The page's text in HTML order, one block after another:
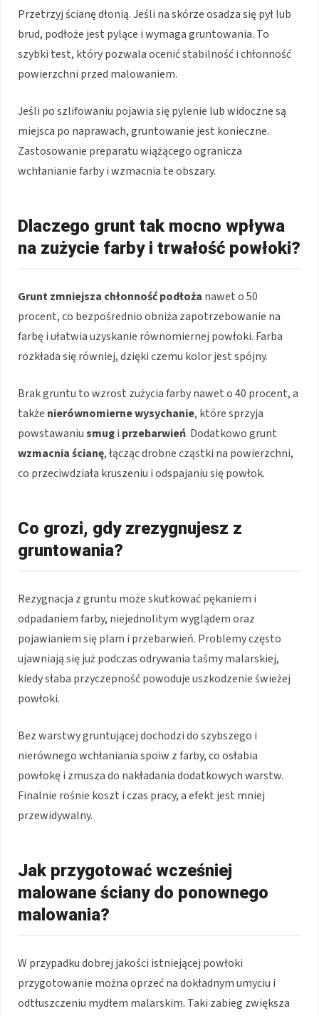
Przetrzyj ścianę dłonią. Jeśli na skórze osadza się pył lub
brud, podłoże jest pylące i wymaga gruntowania. To
szybki test, który pozwala ocenić stabilność i chłonność
powierzchni przed malowaniem.
Jeśli po szlifowaniu pojawia się pylenie lub widoczne są
miejsca po naprawach, gruntowanie jest konieczne.
Zastosowanie preparatu wiążącego ogranicza
wchłanianie farby i wzmacnia te obszary.
Dlaczego grunt tak mocno wpływa
na zużycie farby i trwałość powłoki?
Grunt zmniejsza chłonność podłoża nawet o 50
procent, co bezpośrednio obniża zapotrzebowanie na
farbę i ułatwia uzyskanie równomiernej powłoki. Farba
rozkłada się równiej, dzięki czemu kolor jest spójny.
Brak gruntu to wzrost zużycia farby nawet o 40 procent, a
także nierównomierne wysychanie, które sprzyja
powstawaniusmugi przebarwień. Dodatkowo grunt
wzmacnia ścianę, łącząc drobne cząstki na powierzchni,
co przeciwdziała kruszeniu i odspajaniu się powłok.
Co grozi, gdy zrezygnujesz z
gruntowania?
Rezygnacja z gruntu może skutkować pękaniem i
odpadaniem farby, niejednolitym wyglądem oraz
pojawianiem się plam i przebarwień. Problemy często
ujawniają się już podczas odrywania taśmy malarskiej,
kiedy słaba przyczepność powoduje uszkodzenie świeżej
powłoki.
Bez warstwy gruntującej dochodzi do szybszego i
nierównego wchłaniania spoiw z farby, co osłabia
powłokę i zmusza do nakładania dodatkowych warstw.
Finalnie rośnie koszt i czas pracy, a efekt jest mniej
przewidywalny.
Jak przygotować wcześniej
malowane ściany do ponownego
malowania?
W przypadku dobrej jakości istniejącej powłoki
przygotowanie można oprzeć na dokładnym umyciu i
odtłuszczeniu mydłem malarskim. Taki zabieg zwiększa